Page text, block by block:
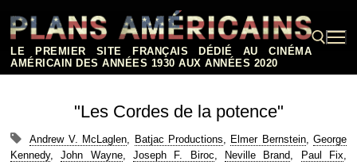
contenu
LE PREMIER SITE FRANÇAIS DÉDIÉ AU CINÉMA
AMÉRICAIN DES ANNÉES 1930 AUX ANNÉES 2020
"Les Cordes de la potence"
Andrew V. McLaglen, Batjac Productions, Elmer Bernstein, George
Kennedy,John Wayne,Joseph F. Biroc, Neville Brand, Paul Fix,